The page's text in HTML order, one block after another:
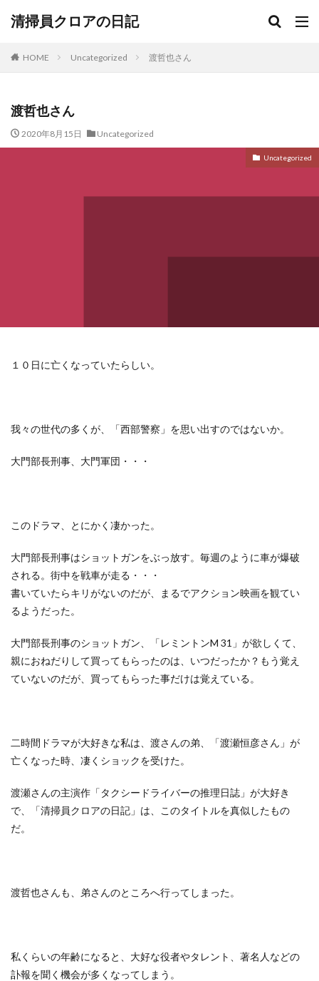
清掃員クロアの日記
HOME Uncategorized 渡哲也さん
渡哲也さん
2020年8月15日 Uncategorized
Uncategorized
１０日に亡くなっていたらしい。
我々の世代の多くが、「西部警察」を思い出すのではないか。
大門部長刑事、大門軍団・・・
このドラマ、とにかく凄かった。
大門部長刑事はショットガンをぶっ放す。毎週のように車が爆破
される。街中を戦車が走る・・・
書いていたらキリがないのだが、まるでアクション映画を観てい
るようだった。
大門部長刑事のショットガン、「レミントンM 31」が欲しくて、
親におねだりして買ってもらったのは、いつだったか？もう覚え
ていないのだが、買ってもらった事だけは覚えている。
二時間ドラマが大好きな私は、渡さんの弟、「渡瀬恒彦さん」が
亡くなった時、凄くショックを受けた。
渡瀬さんの主演作「タクシードライバーの推理日誌」が大好き
で、「清掃員クロアの日記」は、このタイトルを真似したもの
だ。
渡哲也さんも、弟さんのところへ行ってしまった。
私くらいの年齢になると、大好な役者やタレント、著名人などの
訃報を聞く機会が多くなってしまう。